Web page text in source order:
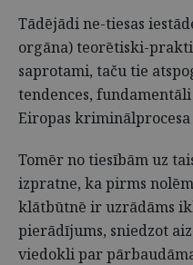
Tādējādi ne-tiesas
orgāna) teorētiski-
saprotami, taču tie
tendences,
Eiropas
Tomēr no tiesībām uz
izpratne, ka pirms
klātbūtnē ir uzrādāms
pierādījums, sniedzot
viedokli par